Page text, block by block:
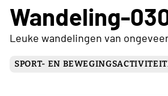
Wandeling-
Leuke wandelingen van
SPORT- EN